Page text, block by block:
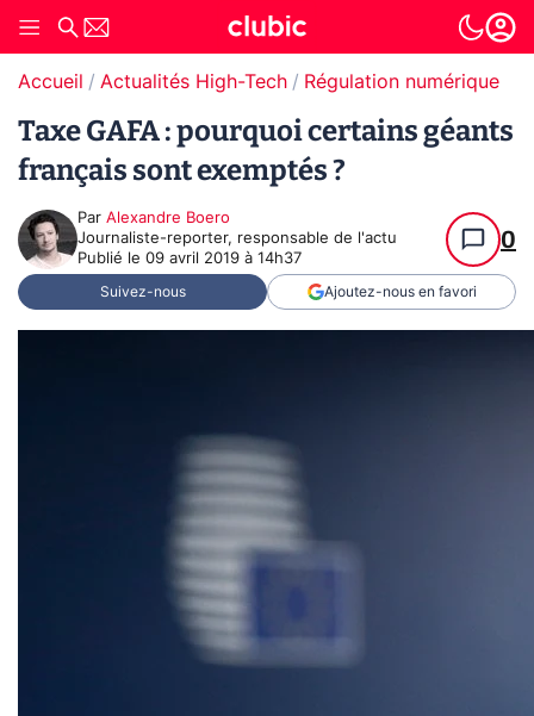
Accueil Actualités High-Tech Régulation numérique
Taxe GAFA : pourquoi certains géants
français sont exemptés ?
Par Alexandre Boero
Journaliste-reporter, responsable de l'actu
Publié le 09 avril 2019 à 14h37
0
Suivez-nous Ajoutez-nous en favori